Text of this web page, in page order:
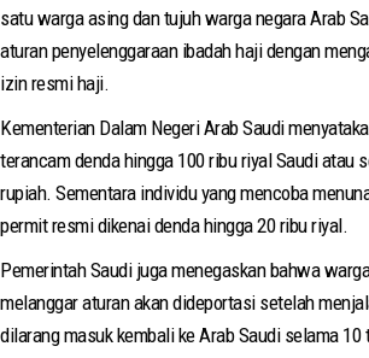
satu warga asing dan tujuh warga negara Arab
aturan penyelenggaraan ibadah haji dengan
izin resmi haji.
Kementerian Dalam Negeri Arab Saudi
terancam denda hingga 100 ribu riyal Saudi atau
rupiah. Sementara individu yang mencoba
permit resmi dikenai denda hingga 20 ribu riyal.
Pemerintah Saudi juga menegaskan bahwa
melanggar aturan akan dideportasi setelah
dilarang masuk kembali ke Arab Saudi selama 10